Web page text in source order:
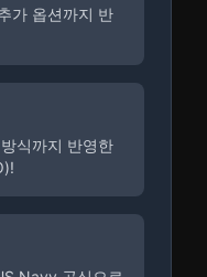
가 옵션까지 반
식까지 반영한